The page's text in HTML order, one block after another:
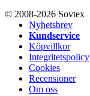
© 2008-2026 Sovtex
Nyhetsbrev
Kundservice
Köpvillkor
Integritetspolicy
Cookies
Recensioner
Om oss